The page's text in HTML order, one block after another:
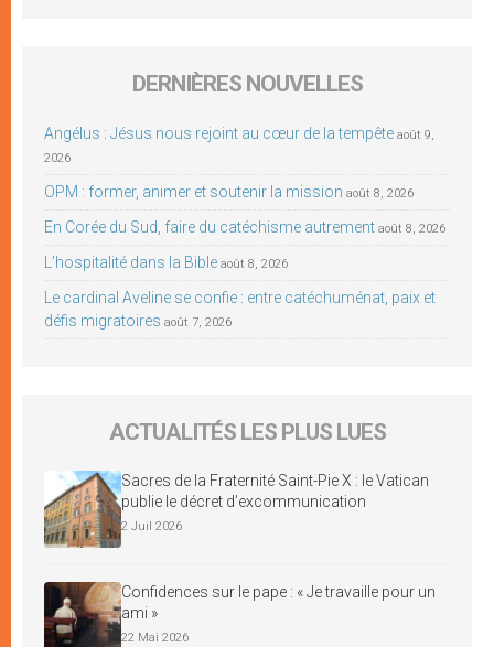
DERNIÈRES NOUVELLES
Angélus : Jésus nous rejoint au cœur de la tempête août 9,
2026
OPM : former, animer et soutenir la mission août 8, 2026
En Corée du Sud, faire du catéchisme autrement août 8, 2026
L’hospitalité dans la Bible août 8, 2026
Le cardinal Aveline se confie : entre catéchuménat, paix et
défis migratoires août 7, 2026
ACTUALITÉS LES PLUS LUES
Sacres de la Fraternité Saint-Pie X : le Vatican
publie le décret d’excommunication
2 Juil 2026
Confidences sur le pape : « Je travaille pour un
ami »
22 Mai 2026